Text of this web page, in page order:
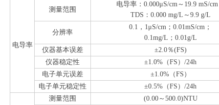
电导率
测量范围
电导率：0.000μS/cm～19.9 mS/
TDS：0.000 mg/L～9.9 g/L
分辨率
0.1，1μS/cm；0.01mS/cm；
0.1mg/L；0.01g/L
仪器基本误差
±2.0％(FS)
仪器稳定性
±1.0%（FS）/24h
电子单元误差
±1.0%（FS）
电子单元稳定性
±0.5%（FS）/24h
测量范围
(0.00～500.0)NTU